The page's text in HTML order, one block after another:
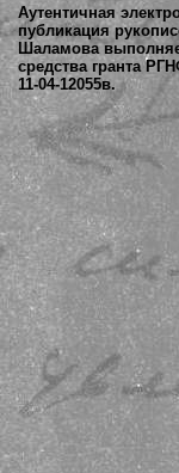
Аутентичная
публикация
Шаламова
средства гранта
11-04-12055в.